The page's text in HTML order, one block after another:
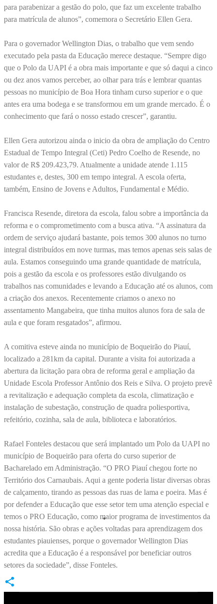
para parabenizar a gestão do polo, que faz um excelente trabalho
para matrícula de alunos”, comemora o Secretário Ellen Gera.
Para o governador Wellington Dias, o trabalho que vem sendo
executado pela pasta da Educação merece destaque. “Sempre digo
que o Polo da UAPI é a obra mais importante e que só daqui a cinco
ou dez anos vamos perceber, ao olhar para trás e lembrar quantas
pessoas no município de Boa Hora tinham curso superior e o que
antes era uma bodega e se transformou em um grande mercado. É o
conhecimento que fará o nosso estado crescer”, garantiu.
Ellen Gera autorizou ainda o inicio da obra de ampliação do Centro
Estadual de Tempo Integral (Ceti) Pedro Coelho de Resende, no
valor de R$ 209.423,79. Atualmente a unidade atende 1.115
estudantes e, destes, 300 em tempo integral. A escola oferta,
também, Ensino de Jovens e Adultos, Fundamental e Médio.
Francisca Resende, diretora da escola, falou sobre a importância da
reforma e o comprometimento com a busca ativa. “A assinatura da
ordem de serviço ajudará bastante, pois temos 300 alunos no turno
integral distribuídos em nove turmas, mas temos apenas seis salas de
aula. Estamos conseguindo uma grande quantidade de matrícula,
pois a gestão da escola e os professores estão divulgando os
trabalhos nas comunidades e levando a Educação até os alunos, com
a criação dos anexos. Recentemente criamos o anexo no
assentamento Mangabeira, que tinha muitos alunos fora de sala de
aula e que foram resgatados”, afirmou.
A comitiva esteve ainda no município de Boqueirão do Piauí,
localizado a 281km da capital. Durante a visita foi autorizada a
abertura da licitação para obra de reforma geral e ampliação da
Unidade Escola Professor Antônio dos Reis e Silva. O projeto prevê
a revitalização e adequação completa da escola, climatização e
instalação de subestação, construção de quadra poliesportiva,
refeitório, cozinha, sala de aula, biblioteca e laboratórios.
Rafael Fonteles destacou que será implantado um Polo da UAPI no
município de Boqueirão para oferta do curso superior de
Bacharelado em Administração. “O PRO Piauí chegou forte no
Território dos Carnaubais. Aqui a gente poderia listar diversas obras
de calçamento, tirando as pessoas das ruas de lama e poeira. Mas é
por defender a Educação que esse setor tem uma atenção especial e
temos o PRO Educação, como maior programa de investimentos da
nossa história. São obras e ações voltadas para aprendizagem dos
estudantes piauienses, porque o governador Wellington Dias
acredita que a Educação é a responsável por beneficiar outros
setores da sociedade”, disse Fonteles.